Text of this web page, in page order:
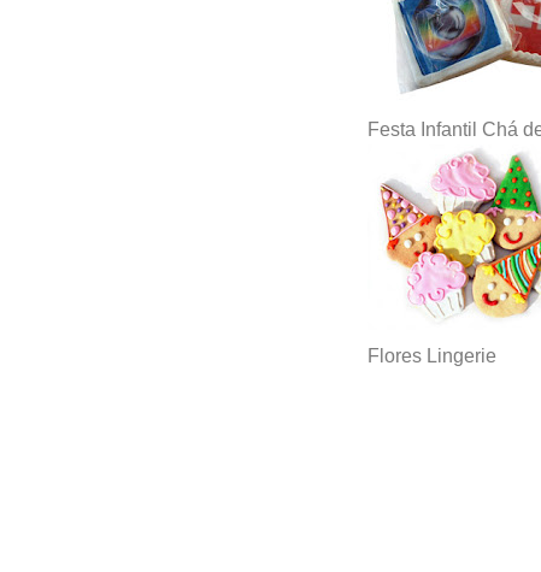
Festa Infantil Chá
Flores Lingerie